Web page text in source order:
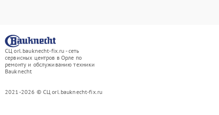
СЦ orl.bauknecht-fix.ru - сеть
сервисных центров в Орле по
ремонту и обслуживанию техники
Bauknecht
2021-2026 © СЦ orl.bauknecht-fix.ru